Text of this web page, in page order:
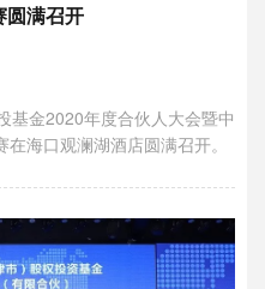
圆满召开
基金2020年度合伙人大会暨中
海口观澜湖酒店圆满召开。